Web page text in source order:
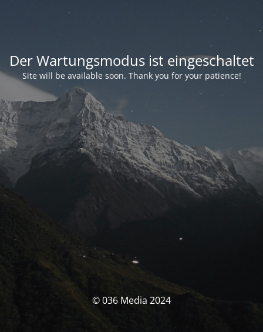
Der Wartungsmodus ist eingeschaltet
Site will be available soon. Thank you for your patience!
© 036 Media 2024